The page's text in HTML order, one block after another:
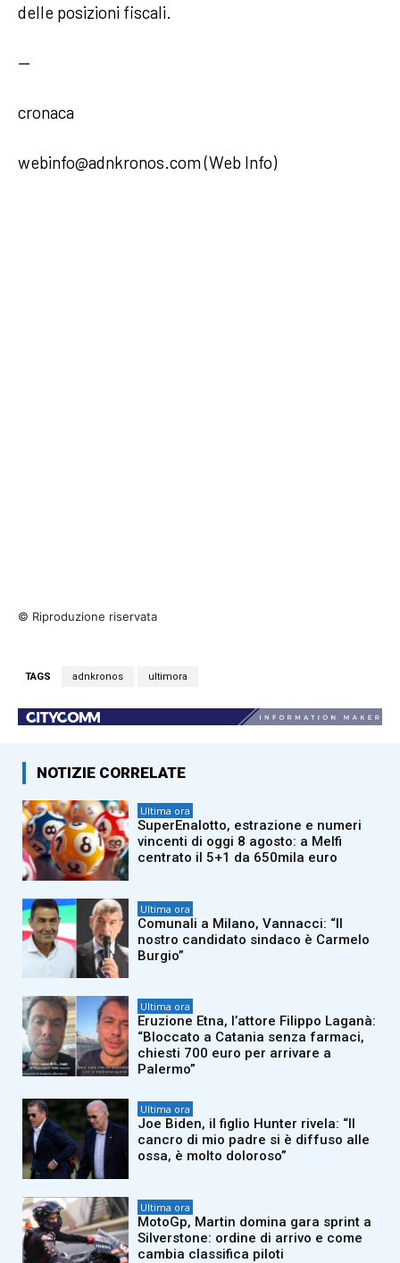
delle posizioni fiscali.
—
cronaca
webinfo@adnkronos.com (Web Info)
© Riproduzione riservata
TAGS adnkronos ultimora
NOTIZIE CORRELATE
Ultima ora
SuperEnalotto, estrazione e numeri
vincenti di oggi 8 agosto: a Melfi
centrato il 5+1 da 650mila euro
Ultima ora
Comunali a Milano, Vannacci: “Il
nostro candidato sindaco è Carmelo
Burgio”
Ultima ora
Eruzione Etna, l’attore Filippo Laganà:
“Bloccato a Catania senza farmaci,
chiesti 700 euro per arrivare a
Palermo”
Ultima ora
Joe Biden, il figlio Hunter rivela: “Il
cancro di mio padre si è diffuso alle
ossa, è molto doloroso”
Ultima ora
MotoGp, Martin domina gara sprint a
Silverstone: ordine di arrivo e come
cambia classifica piloti